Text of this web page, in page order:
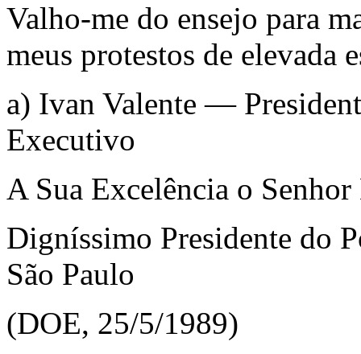
Valho-me do ensejo para
meus protestos de elevada
a) Ivan Valente —
Executivo
A Sua Excelência o
Digníssimo Presidente do
São Paulo
(DOE, 25/5/1989)